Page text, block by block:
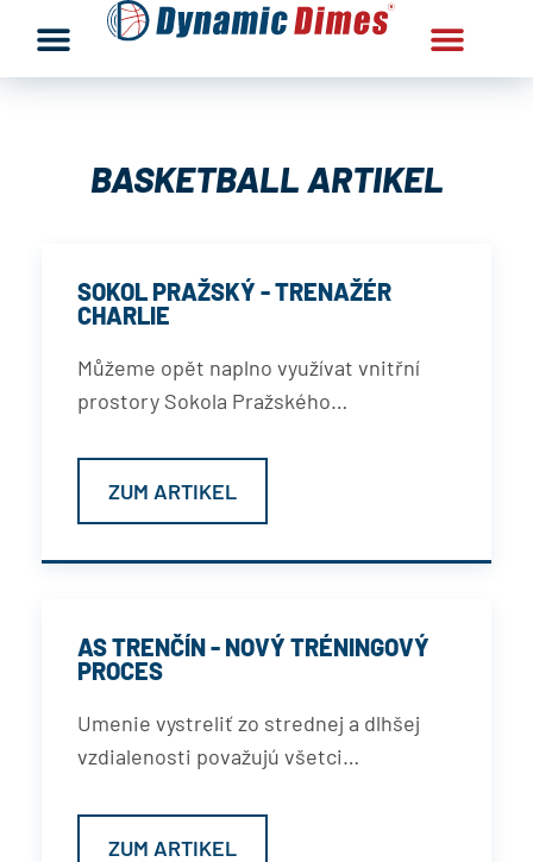
BASKETBALL ARTIKEL
SOKOL PRAŽSKÝ - TRENAŽÉR
CHARLIE
Můžeme opět naplno využívat vnitřní
prostory Sokola Pražského…
ZUM ARTIKEL
AS TRENČÍN - NOVÝ TRÉNINGOVÝ
PROCES
Umenie vystreliť zo strednej a dlhšej
vzdialenosti považujú všetci…
ZUM ARTIKEL